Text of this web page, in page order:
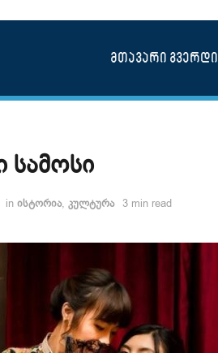
მთავარი გვერდი
სამოსი
in ისტორია, კულტურა 3 min read